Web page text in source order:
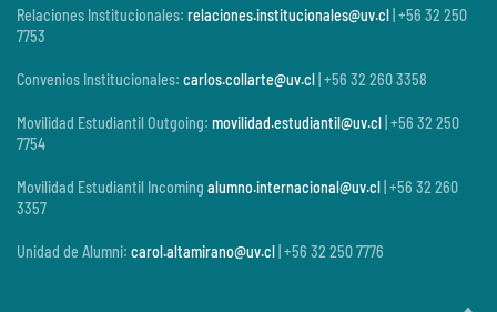
Relaciones Institucionales: relaciones.institucionales@uv.cl | +56 32 250
7753
Convenios Institucionales: carlos.collarte@uv.cl | +56 32 260 3358
Movilidad Estudiantil Outgoing: movilidad.estudiantil@uv.cl | +56 32 250
7754
Movilidad Estudiantil Incoming alumno.internacional@uv.cl | +56 32 260
3357
Unidad de Alumni: carol.altamirano@uv.cl | +56 32 250 7776